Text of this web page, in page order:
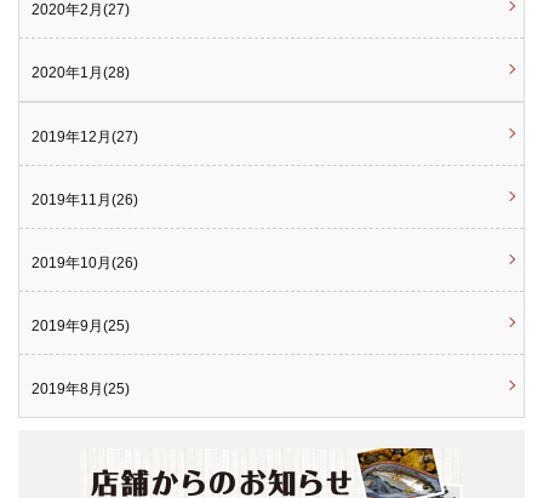
2020年2月(27)
2020年1月(28)
2019年12月(27)
2019年11月(26)
2019年10月(26)
2019年9月(25)
2019年8月(25)